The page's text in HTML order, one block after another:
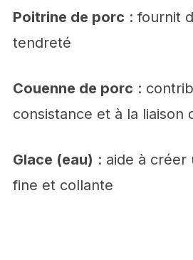
Poitrine de porc : fournit
tendreté
Couenne de porc :
consistance et à la liaison
Glace (eau) : aide à créer
fine et collante